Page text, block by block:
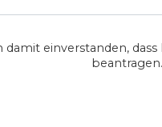
damit einverstanden,